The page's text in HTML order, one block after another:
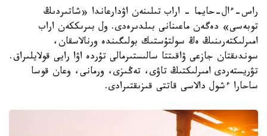
راس-ءال-حايما - اراب تىلىنەن اۋدارعاندا «شاتىردىڭ
توبەسى» دەگەن ماعىنانى بىلدىرەدى. ول بىرىككەن اراب
امىرلىكتەرىنىڭ ەڭ سولتۇستىك بولىگىندە ورنالاسقان،
سوندىقتان جازعى ۋاقىتتا سالىستىرمالى تۇردە اۋا رايى قولايلىراق.
تۋريستەردى امىرلىكتىڭ تاۋى، تەڭىزى، ورمانى، وعان قوسا
ساحارا ءشول دالاسى قاتتى قىزىقتىرادى.